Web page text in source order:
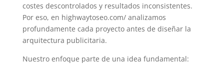
costes descontrolados y resultados inconsistentes.
Por eso, en highwaytoseo.com/ analizamos
profundamente cada proyecto antes de diseñar la
arquitectura publicitaria.
Nuestro enfoque parte de una idea fundamental: